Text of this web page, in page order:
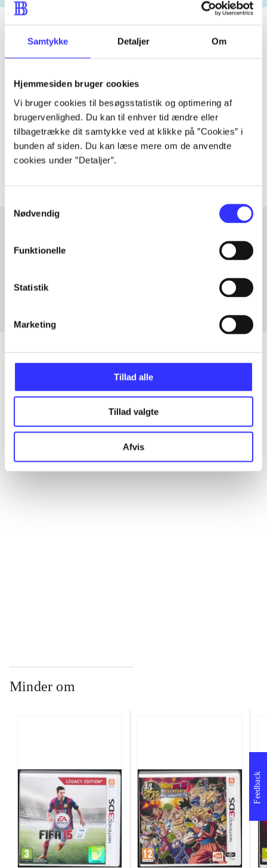
Samtykke Detaljer Om
Hjemmesiden bruger cookies
Vi bruger cookies til besøgsstatistik og optimering af
brugervenlighed. Du kan til enhver tid ændre eller
tilbagetrække dit samtykke ved at klikke på ”Cookies” i
bunden af siden. Du kan læse mere om de anvendte
cookies under ”Detaljer”.
Nødvendig
Funktionelle
Statistik
Marketing
Tillad alle
Tillad valgte
Afvis
Artiklen er en del af
lorem ipsum dolor sit amet ...
Tidsskrift
Artiklerne i handler ofte om
Artikler med samme emner
Artikler
Alle registrerede artikler fordelt på udgivelser
Minder om
Feedback